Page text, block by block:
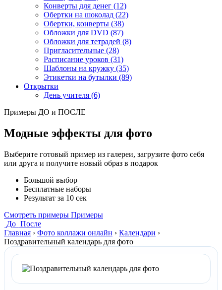
Конверты для денег (12)
Обертки на шоколад (22)
Обертки, конверты (38)
Обложки для DVD (87)
Обложки для тетрадей (8)
Пригласительные (28)
Расписание уроков (31)
Шаблоны на кружку (35)
Этикетки на бутылки (89)
Открытки
День учителя (6)
Примеры ДО и ПОСЛЕ
Модные эффекты для фото
Выберите готовый пример из галереи, загрузите фото себя
или друга и получите новый образ в подарок
Большой выбор
Бесплатные наборы
Результат за 10 сек
Смотреть примеры Примеры
До После
Главная › Фото коллажи онлайн › Календари ›
Поздравительный календарь для фото